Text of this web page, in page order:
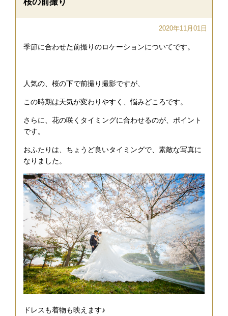
2020年11月01日
季節に合わせた前撮りのロケーションについてです。
人気の、桜の下で前撮り撮影ですが、
この時期は天気が変わりやすく、悩みどころです。
さらに、花の咲くタイミングに合わせるのが、ポイント
です。
おふたりは、ちょうど良いタイミングで、素敵な写真に
なりました。
ドレスも着物も映えます♪